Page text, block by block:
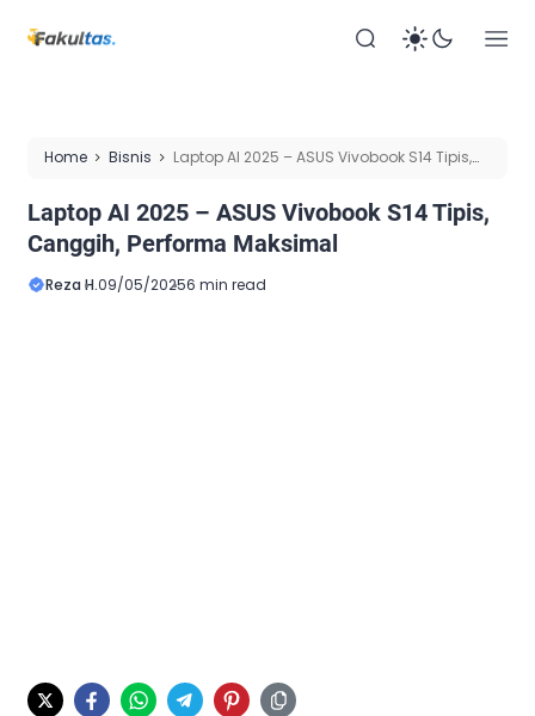
Home Bisnis
Laptop AI 2025 – ASUS Vivobook S14 Tipis,
Laptop AI 2025 – ASUS Vivobook S14 Tipis,
Canggih, Performa Maksimal
Reza H.09/05/20256 min read